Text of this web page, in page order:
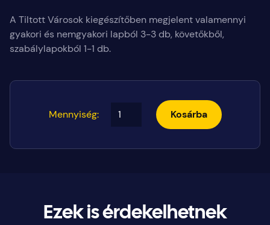
A Tiltott Városok kiegészítőben megjelent valamennyi
gyakori és nemgyakori lapból 3-3 db, követőkből,
szabálylapokból 1-1 db.
Mennyiség: Kosárba
Ezek is érdekelhetnek